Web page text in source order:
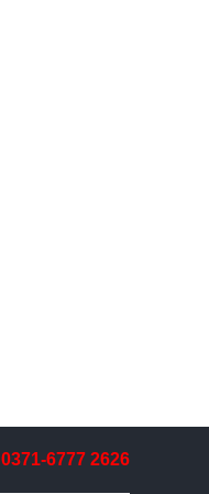
0371-6777 2626